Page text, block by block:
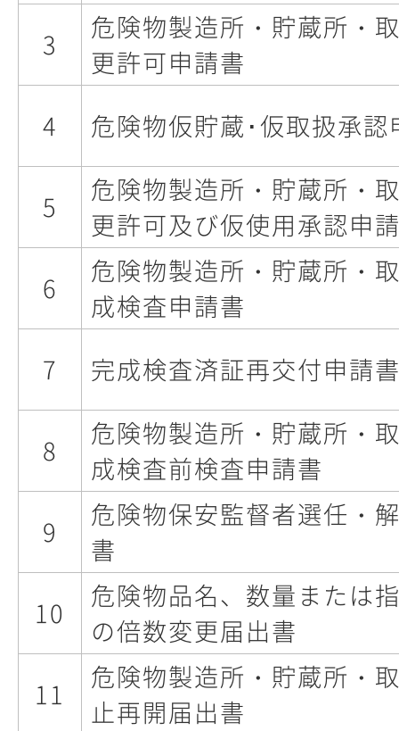
3
危険物製造所・貯蔵所・
更許可申請書
4
危険物仮貯蔵･仮取扱承認
5
危険物製造所・貯蔵所・
更許可及び仮使用承認申
6
危険物製造所・貯蔵所・
成検査申請書
7
完成検査済証再交付申請
8
危険物製造所・貯蔵所・
成検査前検査申請書
9
危険物保安監督者選任・
書
10
危険物品名、数量または
の倍数変更届出書
11
危険物製造所・貯蔵所・
止再開届出書